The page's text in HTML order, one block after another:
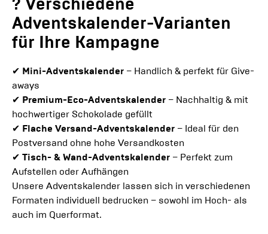
Adventskalender-Varianten
für Ihre Kampagne
✔ Mini-Adventskalender – Handlich & perfekt für Give-
aways
✔ Premium-Eco-Adventskalender – Nachhaltig & mit
hochwertiger Schokolade gefüllt
✔ Flache Versand-Adventskalender – Ideal für den
Postversand ohne hohe Versandkosten
✔ Tisch- & Wand-Adventskalender – Perfekt zum
Aufstellen oder Aufhängen
Unsere Adventskalender lassen sich in verschiedenen
Formaten individuell bedrucken – sowohl im Hoch- als
auch im Querformat.